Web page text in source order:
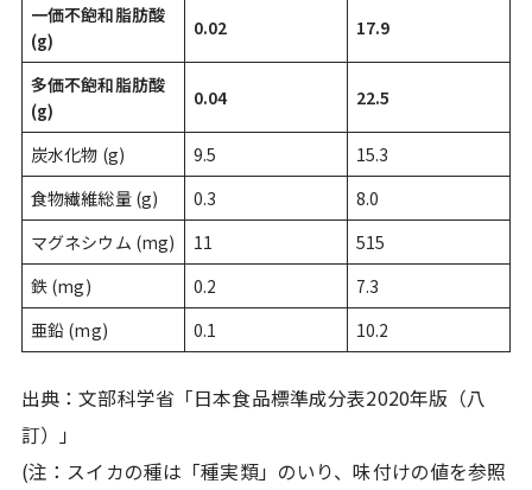
一価不飽和脂肪酸
(g)
0.02 17.9
多価不飽和脂肪酸
(g)
0.04 22.5
炭水化物 (g) 9.5
15.3
食物繊維総量 (g)
0.3
8.0
マグネシウム (mg)
11
515
鉄 (mg)
0.2
7.3
亜鉛 (mg)
0.1 10.2
出典：文部科学省「日本食品標準成分表2020年版（八
訂）」
(注：スイカの種は「種実類」のいり、味付けの値を参照